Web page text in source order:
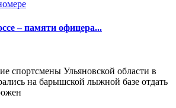
– памяти офицера...
спортсмены Ульяновской области в
на барышской лыжной базе отдать